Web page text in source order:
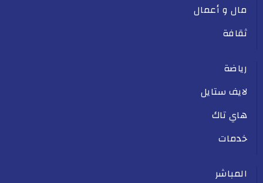
مال و أعمال
ثقافة
رياضة
لايف ستايل
هاي تاك
خدمات
المباشر